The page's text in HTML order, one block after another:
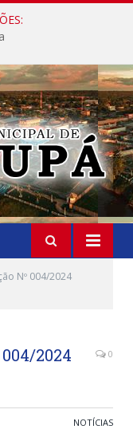
Nº 004/2024
2024
0
NOTÍCIAS